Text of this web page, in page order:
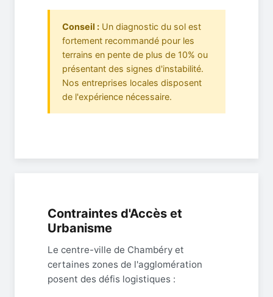
Conseil : Un diagnostic du sol est
fortement recommandé pour les
terrains en pente de plus de 10% ou
présentant des signes d'instabilité.
Nos entreprises locales disposent
de l'expérience nécessaire.
Contraintes d'Accès et
Urbanisme
Le centre-ville de Chambéry et
certaines zones de l'agglomération
posent des défis logistiques :